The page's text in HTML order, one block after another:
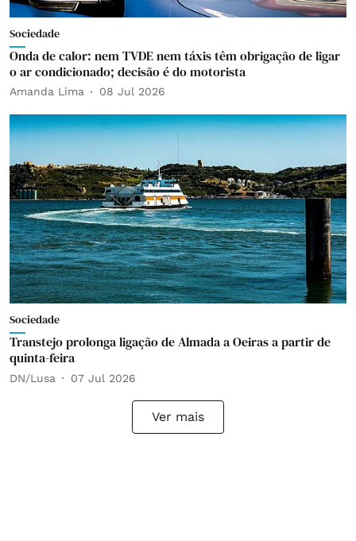
Sociedade
Onda de calor: nem TVDE nem táxis têm obrigação de ligar
o ar condicionado; decisão é do motorista
Amanda Lima 08 Jul 2026
Sociedade
Transtejo prolonga ligação de Almada a Oeiras a partir de
quinta-feira
DN/Lusa 07 Jul 2026
Ver mais